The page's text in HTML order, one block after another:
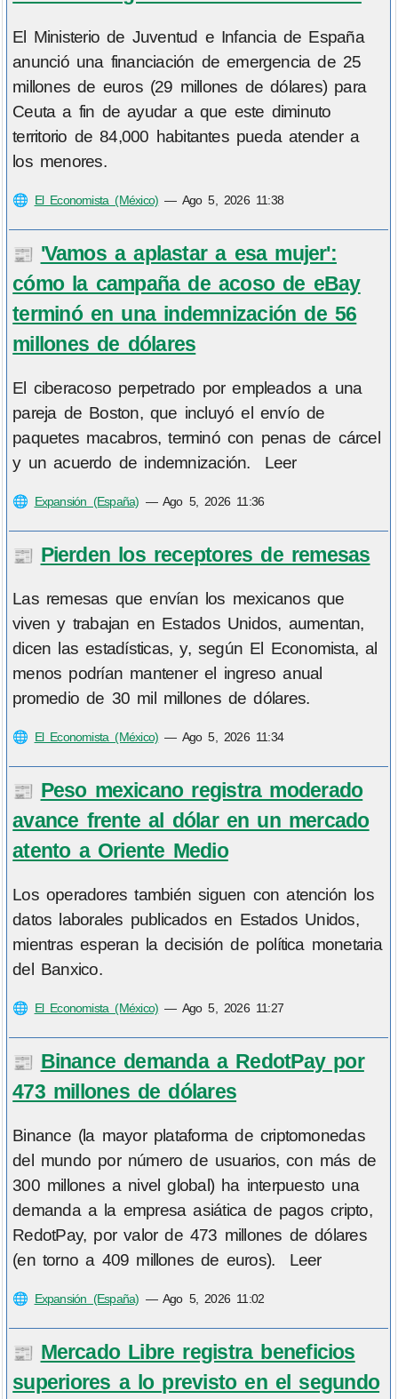
El Ministerio de Juventud e Infancia de España
anunció una financiación de emergencia de 25
millones de euros (29 millones de dólares) para
Ceuta a fin de ayudar a que este diminuto
territorio de 84,000 habitantes pueda atender a
los menores.
🌐 El Economista (México) — Ago 5, 2026 11:38
📰 'Vamos a aplastar a esa mujer':
cómo la campaña de acoso de eBay
terminó en una indemnización de 56
millones de dólares
El ciberacoso perpetrado por empleados a una
pareja de Boston, que incluyó el envío de
paquetes macabros, terminó con penas de cárcel
y un acuerdo de indemnización. Leer
🌐 Expansión (España) — Ago 5, 2026 11:36
📰 Pierden los receptores de remesas
Las remesas que envían los mexicanos que
viven y trabajan en Estados Unidos, aumentan,
dicen las estadísticas, y, según El Economista, al
menos podrían mantener el ingreso anual
promedio de 30 mil millones de dólares.
🌐 El Economista (México) — Ago 5, 2026 11:34
📰 Peso mexicano registra moderado
avance frente al dólar en un mercado
atento a Oriente Medio
Los operadores también siguen con atención los
datos laborales publicados en Estados Unidos,
mientras esperan la decisión de política monetaria
del Banxico.
🌐 El Economista (México) — Ago 5, 2026 11:27
📰 Binance demanda a RedotPay por
473 millones de dólares
Binance (la mayor plataforma de criptomonedas
del mundo por número de usuarios, con más de
300 millones a nivel global) ha interpuesto una
demanda a la empresa asiática de pagos cripto,
RedotPay, por valor de 473 millones de dólares
(en torno a 409 millones de euros). Leer
🌐 Expansión (España) — Ago 5, 2026 11:02
📰 Mercado Libre registra beneficios
superiores a lo previsto en el segundo